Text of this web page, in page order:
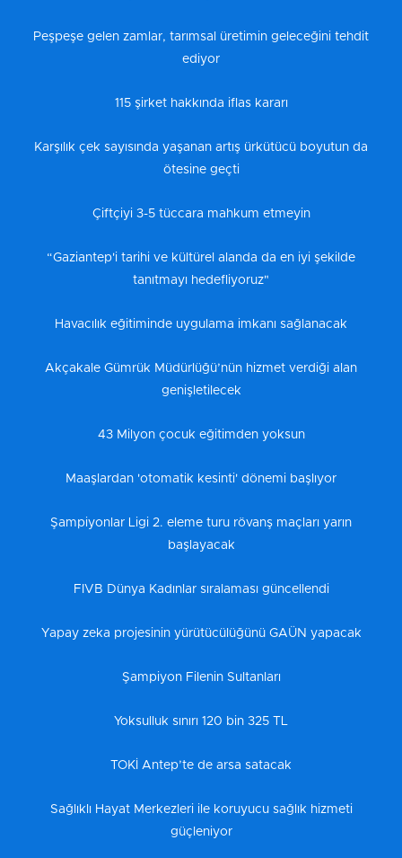
Peşpeşe gelen zamlar, tarımsal üretimin geleceğini tehdit
ediyor
115 şirket hakkında iflas kararı
Karşılık çek sayısında yaşanan artış ürkütücü boyutun da
ötesine geçti
Çiftçiyi 3-5 tüccara mahkum etmeyin
“Gaziantep'i tarihi ve kültürel alanda da en iyi şekilde
tanıtmayı hedefliyoruz"
Havacılık eğitiminde uygulama imkanı sağlanacak
Akçakale Gümrük Müdürlüğü’nün hizmet verdiği alan
genişletilecek
43 Milyon çocuk eğitimden yoksun
Maaşlardan 'otomatik kesinti' dönemi başlıyor
Şampiyonlar Ligi 2. eleme turu rövanş maçları yarın
başlayacak
FIVB Dünya Kadınlar sıralaması güncellendi
Yapay zeka projesinin yürütücülüğünü GAÜN yapacak
Şampiyon Filenin Sultanları
Yoksulluk sınırı 120 bin 325 TL
TOKİ Antep’te de arsa satacak
Sağlıklı Hayat Merkezleri ile koruyucu sağlık hizmeti
güçleniyor